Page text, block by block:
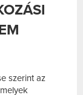
szerint az